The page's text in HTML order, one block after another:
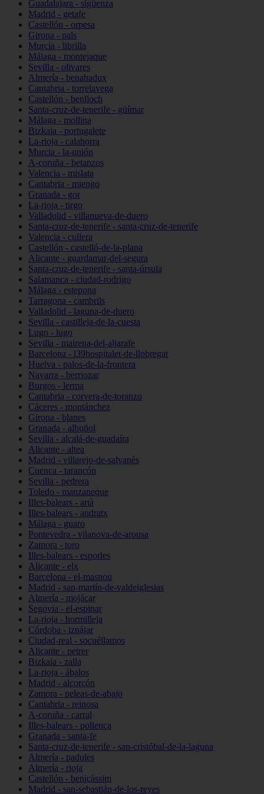
Guadalajara - sigüenza
Madrid - getafe
Castellón - orpesa
Girona - pals
Murcia - librilla
Málaga - montejaque
Sevilla - olivares
Almería - benahadux
Cantabria - torrelavega
Castellón - benlloch
Santa-cruz-de-tenerife - güímar
Málaga - mollina
Bizkaia - portugalete
La-rioja - calahorra
Murcia - la-unión
A-coruña - betanzos
Valencia - mislata
Cantabria - miengo
Granada - gor
La-rioja - tirgo
Valladolid - villanueva-de-duero
Santa-cruz-de-tenerife - santa-cruz-de-tenerife
Valencia - cullera
Castellón - castelló-de-la-plana
Alicante - guardamar-del-segura
Santa-cruz-de-tenerife - santa-úrsula
Salamanca - ciudad-rodrigo
Málaga - estepona
Tarragona - cambrils
Valladolid - laguna-de-duero
Sevilla - castilleja-de-la-cuesta
Lugo - lugo
Sevilla - mairena-del-aljarafe
Barcelona - l39hospitalet-de-llobregat
Huelva - palos-de-la-frontera
Navarra - berriozar
Burgos - lerma
Cantabria - corvera-de-toranzo
Cáceres - montánchez
Girona - blanes
Granada - albuñol
Sevilla - alcalá-de-guadaíra
Alicante - altea
Madrid - villarejo-de-salvanés
Cuenca - tarancón
Sevilla - pedrera
Toledo - manzaneque
Illes-balears - artà
Illes-balears - andratx
Málaga - guaro
Pontevedra - vilanova-de-arousa
Zamora - toro
Illes-balears - esporles
Alicante - elx
Barcelona - el-masnou
Madrid - san-martín-de-valdeiglesias
Almería - mojácar
Segovia - el-espinar
La-rioja - hormilleja
Córdoba - iznájar
Ciudad-real - socuéllamos
Alicante - petrer
Bizkaia - zalla
La-rioja - ábalos
Madrid - alcorcón
Zamora - peleas-de-abajo
Cantabria - reinosa
A-coruña - carral
Illes-balears - pollença
Granada - santa-fe
Santa-cruz-de-tenerife - san-cristóbal-de-la-laguna
Almería - padules
Almería - rioja
Castellón - benicàssim
Madrid - san-sebastián-de-los-reyes